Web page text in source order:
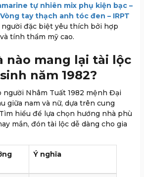
tự nhiên mix phụ kiện bạc –
Vòng tay thạch anh tóc đen – IRPT
đặc biệt yêu thích bởi hợp
tính thẩm mỹ cao.
nào mang lại tài lộc
năm 1982?
Nhâm Tuất 1982 mệnh Đại
giữa nam và nữ, dựa trên cung
hiểu để lựa chọn hướng nhà phù
mắn, đón tài lộc dễ dàng cho gia
Ý nghĩa